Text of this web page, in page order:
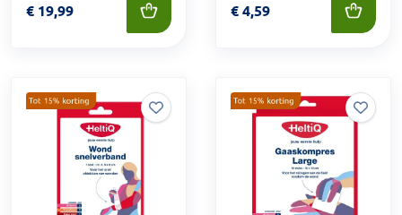
Prijs: € 19,99
€ 19,99 Prijs: € 4,59
€4,59